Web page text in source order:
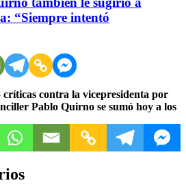
“Siempre intentó
contra la vicepresidenta por
Pablo Quirno se sumó hoy a los